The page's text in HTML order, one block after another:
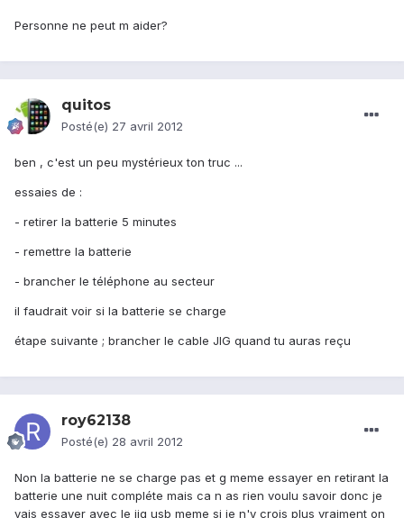
Personne ne peut m aider?
quitos
Posté(e) 27 avril 2012
ben , c'est un peu mystérieux ton truc ...
essaies de :
- retirer la batterie 5 minutes
- remettre la batterie
- brancher le téléphone au secteur
il faudrait voir si la batterie se charge
étape suivante ; brancher le cable JIG quand tu auras reçu
roy62138
Posté(e) 28 avril 2012
Non la batterie ne se charge pas et g meme essayer en retirant la
batterie une nuit compléte mais ca n as rien voulu savoir donc je
vais essayer avec le jig usb meme si je n'y crois plus vraiment on